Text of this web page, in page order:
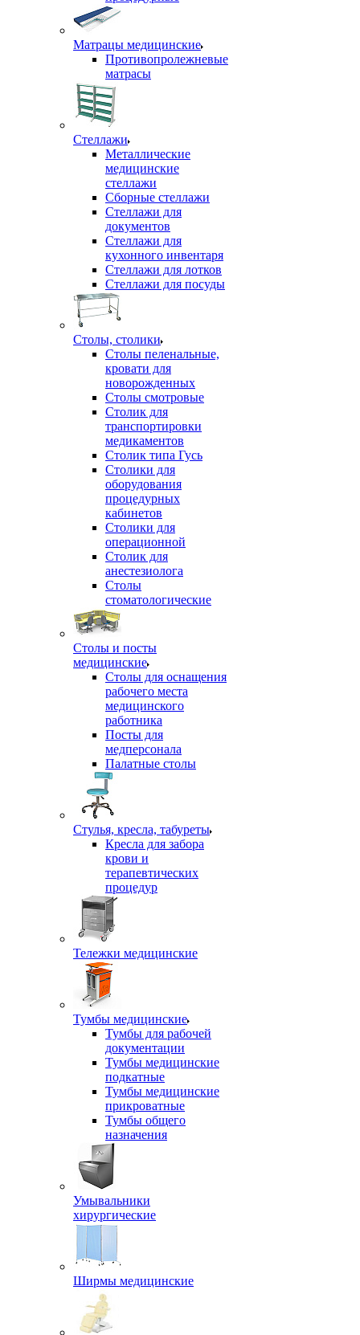
Матрацы медицинские
Противопролежневые
матрасы
Стеллажи
Металлические
медицинские
стеллажи
Сборные стеллажи
Стеллажи для
документов
Стеллажи для
кухонного инвентаря
Стеллажи для лотков
Стеллажи для посуды
Столы, столики
Столы пеленальные,
кровати для
новорожденных
Столы смотровые
Столик для
транспортировки
медикаментов
Столик типа Гусь
Столики для
оборудования
процедурных
кабинетов
Столики для
операционной
Столик для
анестезиолога
Столы
стоматологические
Столы и посты
медицинские
Столы для оснащения
рабочего места
медицинского
работника
Посты для
медперсонала
Палатные столы
Стулья, кресла, табуреты
Кресла для забора
крови и
терапевтических
процедур
Тележки медицинские
Тумбы медицинские
Тумбы для рабочей
документации
Тумбы медицинские
подкатные
Тумбы медицинские
прикроватные
Тумбы общего
назначения
Умывальники
хирургические
Ширмы медицинские